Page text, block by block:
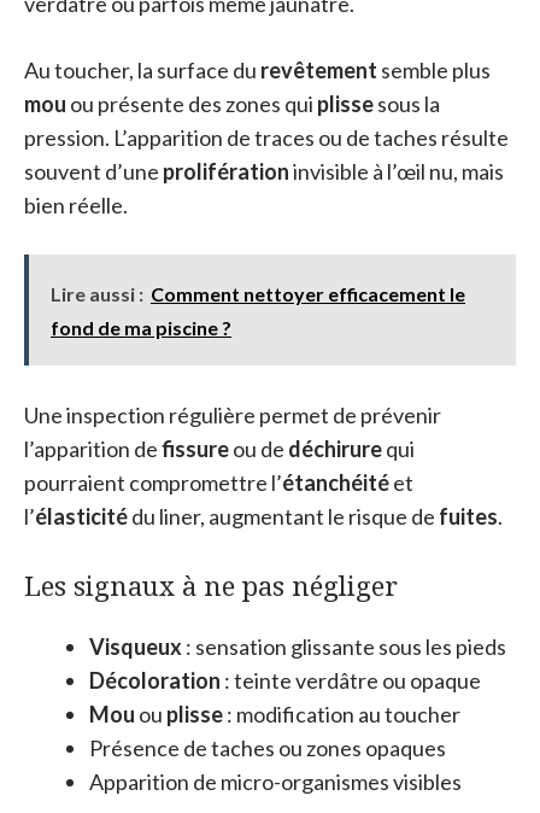
Au toucher, la surface du revêtement semble plus
mou ou présente des zones qui plissesous la
pression. L’apparition de traces ou de taches résulte
souvent d’une proliférationinvisible à l’œil nu, mais
bien réelle.
Lire aussi : Comment nettoyer efficacement le
fond de ma piscine ?
Une inspection régulière permet de prévenir
l’apparition defissureou de déchirurequi
pourraient compromettre l’étanchéitéet
l’élasticitédu liner, augmentant le risque de fuites.
Les signaux à ne pas négliger
Visqueux : sensation glissante sous les pieds
Décoloration : teinte verdâtre ou opaque
Mou ou plisse: modification au toucher
Présence de taches ou zones opaques
Apparition de micro-organismes visibles